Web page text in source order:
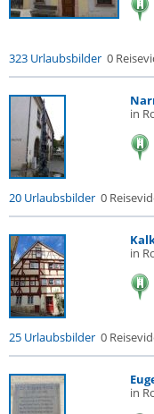
323 Urlaubsbilder 0
in
20 Urlaubsbilder 0
in
25 Urlaubsbilder 0
in